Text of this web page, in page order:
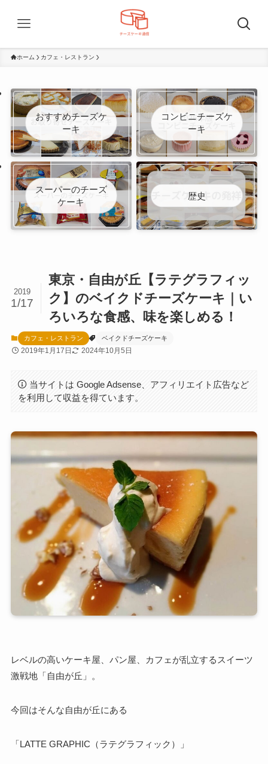
ホーム カフェ・レストラン
おすすめチーズケ
ーキ
コンビニチーズケ
ーキ
スーパーのチーズ
ケーキ
歴史
東京・自由が丘【ラテグラフィッ
ク】のベイクドチーズケーキ｜い
ろいろな食感、味を楽しめる！
2019
1/17
カフェ・レストラン ベイクドチーズケーキ
2019年1月17日 2024年10月5日
当サイトは Google Adsense、アフィリエイト広告など
を利用して収益を得ています。
レベルの高いケーキ屋、パン屋、カフェが乱立するスイーツ
激戦地「自由が丘」。
今回はそんな自由が丘にある
「LATTE GRAPHIC（ラテグラフィック）」